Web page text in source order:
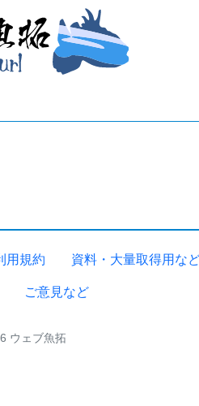
用規約 資料・大量取得用な
ご意見など
ウェブ魚拓